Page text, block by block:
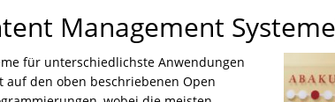
Management
für unterschiedlichste Anwendungen
den oben beschriebenen Open